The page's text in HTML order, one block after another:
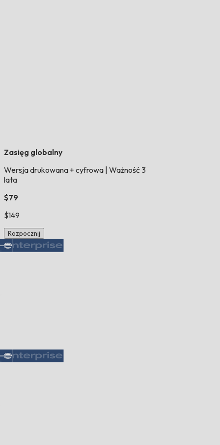
Zasięg globalny
Wersja drukowana + cyfrowa Ważność 3
lata
$79
$149
Rozpocznij